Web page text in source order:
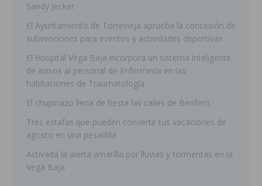
Sandy Jecker
El Ayuntamiento de Torrevieja aprueba la concesión de
subvenciones para eventos y actividades deportivas
El Hospital Vega Baja incorpora un sistema inteligente
de avisos al personal de Enfermería en las
habitaciones de Traumatología
El chupinazo llena de fiesta las calles de Benferri
Tres estafas que pueden convertir tus vacaciones de
agosto en una pesadilla
Activada la alerta amarilla por lluvias y tormentas en la
Vega Baja